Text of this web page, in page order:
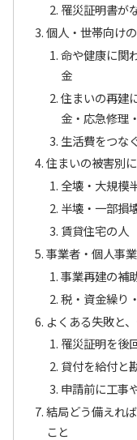
罹災証明書が
個人・世帯向け
命や健康に関
金
住まいの再建
金・応急修理
生活費をつな
住まいの被害別
全壊・大規模
半壊・一部損
賃貸住宅の人
事業者・個人事
事業再建の補
税・資金繰り
よくある失敗と
罹災証明を後
貸付を給付と
申請前に工事
結局どう備えれ
こと